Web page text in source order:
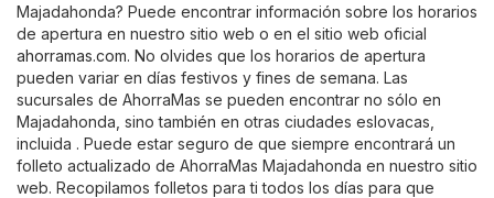
Majadahonda? Puede encontrar información sobre los horarios
de apertura en nuestro sitio web o en el sitio web oficial
ahorramas.com. No olvides que los horarios de apertura
pueden variar en días festivos y fines de semana. Las
sucursales de AhorraMas se pueden encontrar no sólo en
Majadahonda, sino también en otras ciudades eslovacas,
incluida . Puede estar seguro de que siempre encontrará un
folleto actualizado de AhorraMas Majadahonda en nuestro sitio
web. Recopilamos folletos para ti todos los días para que